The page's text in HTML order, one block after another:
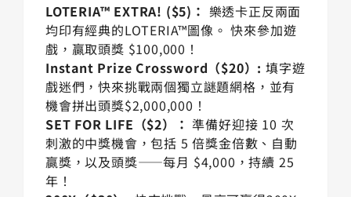
LOTERIA™ EXTRA! ($5)： 樂透卡正反兩面
均印有經典的LOTERIA™圖像。 快來參加遊
戲，贏取頭獎 $100,000！
Instant Prize Crossword（$20）: 填字遊
戲迷們，快來挑戰兩個獨立謎題網格，並有
機會拼出頭獎$2,000,000！
SET FOR LIFE（$2）：準備好迎接 10 次
刺激的中獎機會，包括 5 倍獎金倍數、自動
贏獎，以及頭獎——每月 $4,000，持續 25
年！